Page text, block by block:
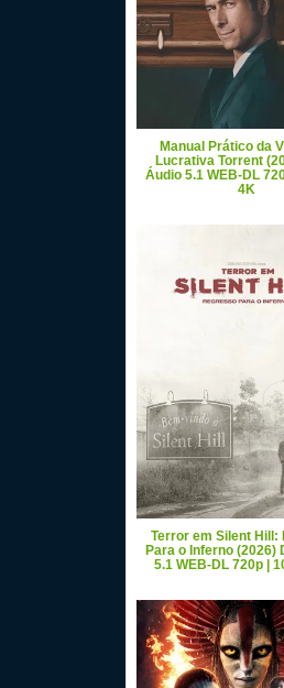
Manual Prático da
Lucrativa Torrent
Áudio 5.1 WEB-DL
4K
Terror em Silent Hill:
Para o Inferno (2026)
5.1 WEB-DL 720p |